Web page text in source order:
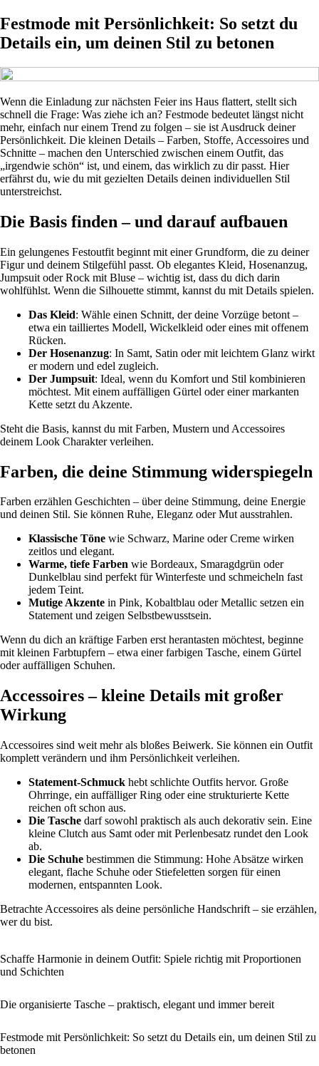
Festmode mit Persönlichkeit: So setzt du
Details ein, um deinen Stil zu betonen
Wenn die Einladung zur nächsten Feier ins Haus flattert, stellt sich
schnell die Frage: Was ziehe ich an? Festmode bedeutet längst nicht
mehr, einfach nur einem Trend zu folgen – sie ist Ausdruck deiner
Persönlichkeit. Die kleinen Details – Farben, Stoffe, Accessoires und
Schnitte – machen den Unterschied zwischen einem Outfit, das
„irgendwie schön“ ist, und einem, das wirklich zu dir passt. Hier
erfährst du, wie du mit gezielten Details deinen individuellen Stil
unterstreichst.
Die Basis finden – und darauf aufbauen
Ein gelungenes Festoutfit beginnt mit einer Grundform, die zu deiner
Figur und deinem Stilgefühl passt. Ob elegantes Kleid, Hosenanzug,
Jumpsuit oder Rock mit Bluse – wichtig ist, dass du dich darin
wohlfühlst. Wenn die Silhouette stimmt, kannst du mit Details spielen.
Das Kleid: Wähle einen Schnitt, der deine Vorzüge betont –
etwa ein tailliertes Modell, Wickelkleid oder eines mit offenem
Rücken.
Der Hosenanzug: In Samt, Satin oder mit leichtem Glanz wirkt
er modern und edel zugleich.
Der Jumpsuit: Ideal, wenn du Komfort und Stil kombinieren
möchtest. Mit einem auffälligen Gürtel oder einer markanten
Kette setzt du Akzente.
Steht die Basis, kannst du mit Farben, Mustern und Accessoires
deinem Look Charakter verleihen.
Farben, die deine Stimmung widerspiegeln
Farben erzählen Geschichten – über deine Stimmung, deine Energie
und deinen Stil. Sie können Ruhe, Eleganz oder Mut ausstrahlen.
Klassische Töne wie Schwarz, Marine oder Creme wirken
zeitlos und elegant.
Warme, tiefe Farben wie Bordeaux, Smaragdgrün oder
Dunkelblau sind perfekt für Winterfeste und schmeicheln fast
jedem Teint.
Mutige Akzente in Pink, Kobaltblau oder Metallic setzen ein
Statement und zeigen Selbstbewusstsein.
Wenn du dich an kräftige Farben erst herantasten möchtest, beginne
mit kleinen Farbtupfern – etwa einer farbigen Tasche, einem Gürtel
oder auffälligen Schuhen.
Accessoires – kleine Details mit großer
Wirkung
Accessoires sind weit mehr als bloßes Beiwerk. Sie können ein Outfit
komplett verändern und ihm Persönlichkeit verleihen.
Statement-Schmuck hebt schlichte Outfits hervor. Große
Ohrringe, ein auffälliger Ring oder eine strukturierte Kette
reichen oft schon aus.
Die Tasche darf sowohl praktisch als auch dekorativ sein. Eine
kleine Clutch aus Samt oder mit Perlenbesatz rundet den Look
ab.
Die Schuhe bestimmen die Stimmung: Hohe Absätze wirken
elegant, flache Schuhe oder Stiefeletten sorgen für einen
modernen, entspannten Look.
Betrachte Accessoires als deine persönliche Handschrift – sie erzählen,
wer du bist.
Schaffe Harmonie in deinem Outfit: Spiele richtig mit Proportionen
und Schichten
Die organisierte Tasche – praktisch, elegant und immer bereit
Festmode mit Persönlichkeit: So setzt du Details ein, um deinen Stil zu
betonen